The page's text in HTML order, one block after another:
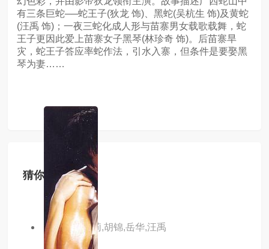
有三条巨蛇──蛇王子(狄龙 饰)、黑蛇(吴杭生 饰)及黄蛇
(汪禹 饰)；一夜三蛇化成人形与苗寨男女载歌载舞，蛇
王子更因此爱上苗寨女子黑琴(林珍奇 饰)。后苗寨旱
灾，蛇王子答应率蛇作法，引水入寨，但条件是要娶黑
琴为妻……
猜你喜欢
主演：何莉莉,胡锦,岳华,汪禹